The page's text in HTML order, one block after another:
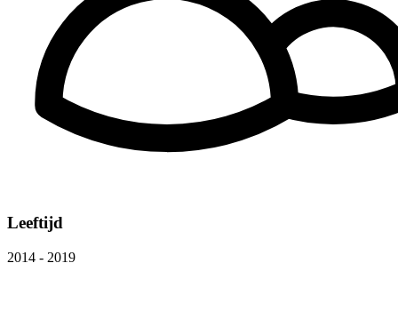
Leeftijd
2014 - 2019